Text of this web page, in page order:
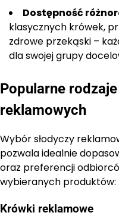
Dostępność
klasycznych krówek,
zdrowe przekąski –
dla swojej grupy
Popularne
reklamowych
Wybór słodyczy
pozwala idealnie
oraz preferencji
wybieranych produktów:
Krówki reklamowe